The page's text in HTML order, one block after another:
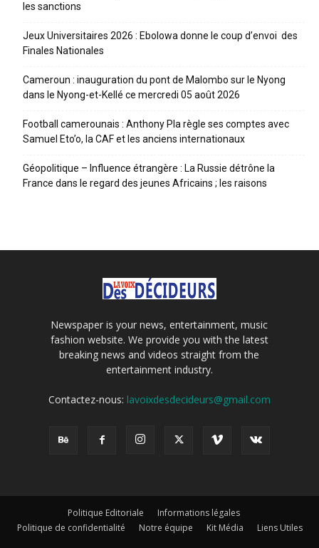
les sanctions
Jeux Universitaires 2026 : Ebolowa donne le coup d’envoi des
Finales Nationales
Cameroun : inauguration du pont de Malombo sur le Nyong
dans le Nyong-et-Kellé ce mercredi 05 août 2026
Football camerounais : Anthony Pla règle ses comptes avec
Samuel Eto’o, la CAF et les anciens internationaux
Géopolitique – Influence étrangère : La Russie détrône la
France dans le regard des jeunes Africains ; les raisons
Newspaper is your news, entertainment, music
fashion website. We provide you with the latest
breaking news and videos straight from the
entertainment industry.
Contactez-nous: lavoixdesdecideurs@gmail.com
Politique Editoriale
Informations légales
Politique de confidentialité
Notre équipe Kit Média Liens Utiles